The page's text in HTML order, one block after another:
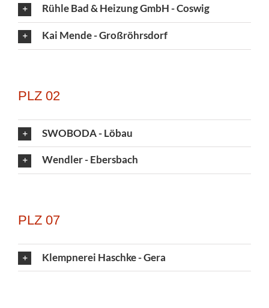
Rühle Bad & Heizung GmbH - Coswig
Kai Mende - Großröhrsdorf
PLZ 02
SWOBODA - Löbau
Wendler - Ebersbach
PLZ 07
Klempnerei Haschke - Gera